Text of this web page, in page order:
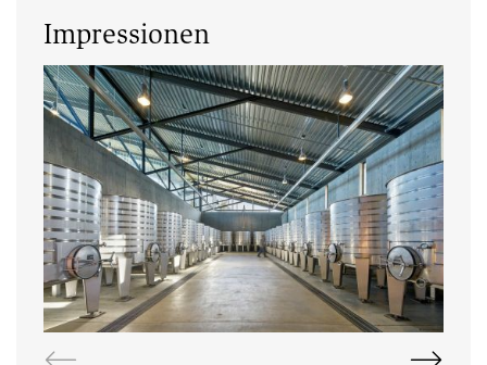
Impressionen